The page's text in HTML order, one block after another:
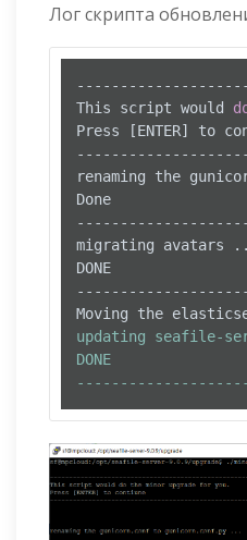
Лог скрипта
This script would
Press [ENTER] to
renaming the
Done
migrating avatars
DONE
Moving the
updating seafile-
DONE